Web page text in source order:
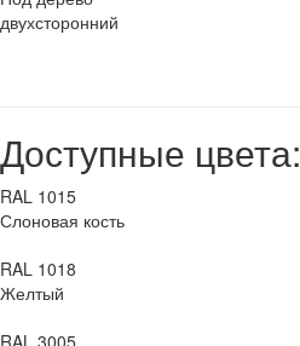
двухсторонний
Доступные цвета:
RAL 1015
Слоновая кость
RAL 1018
Желтый
RAL 3005